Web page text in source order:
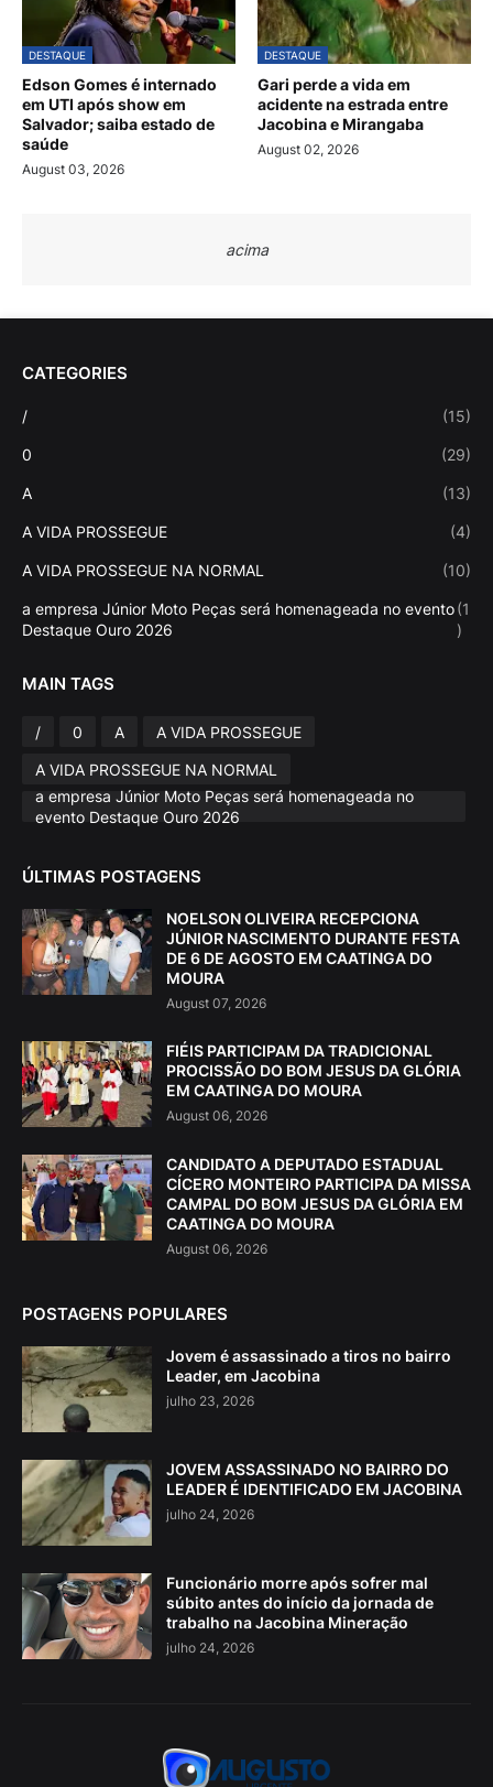
DESTAQUE
Edson Gomes é internado
em UTI após show em
Salvador; saiba estado de
saúde
August 03, 2026
DESTAQUE
Gari perde a vida em
acidente na estrada entre
Jacobina e Mirangaba
August 02, 2026
acima
CATEGORIES
/ (15)
0 (29)
A (13)
A VIDA PROSSEGUE (4)
A VIDA PROSSEGUE NA NORMAL (10)
a empresa Júnior Moto Peças será homenageada no evento
Destaque Ouro 2026
(1
)
MAIN TAGS
/ 0 A
A VIDA PROSSEGUE
A VIDA PROSSEGUE NA NORMAL
a empresa Júnior Moto Peças será homenageada no
evento Destaque Ouro 2026
ÚLTIMAS POSTAGENS
NOELSON OLIVEIRA RECEPCIONA
JÚNIOR NASCIMENTO DURANTE FESTA
DE 6 DE AGOSTO EM CAATINGA DO
MOURA
August 07, 2026
FIÉIS PARTICIPAM DA TRADICIONAL
PROCISSÃO DO BOM JESUS DA GLÓRIA
EM CAATINGA DO MOURA
August 06, 2026
CANDIDATO A DEPUTADO ESTADUAL
CÍCERO MONTEIRO PARTICIPA DA MISSA
CAMPAL DO BOM JESUS DA GLÓRIA EM
CAATINGA DO MOURA
August 06, 2026
POSTAGENS POPULARES
Jovem é assassinado a tiros no bairro
Leader, em Jacobina
julho 23, 2026
JOVEM ASSASSINADO NO BAIRRO DO
LEADER É IDENTIFICADO EM JACOBINA
julho 24, 2026
Funcionário morre após sofrer mal
súbito antes do início da jornada de
trabalho na Jacobina Mineração
julho 24, 2026